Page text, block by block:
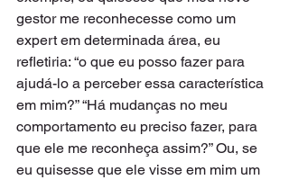
gestor me reconhecesse como um
expert em determinada área, eu
refletiria: “o que eu posso fazer para
ajudá-lo a perceber essa característica
em mim?” “Há mudanças no meu
comportamento eu preciso fazer, para
que ele me reconheça assim?” Ou, se
eu quisesse que ele visse em mim um